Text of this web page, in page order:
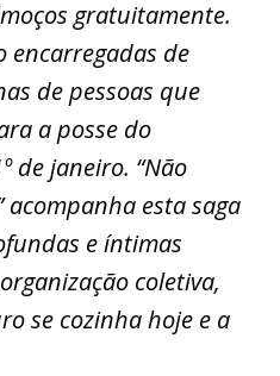
gratuitamente.
encarregadas de
de pessoas que
a posse do
de janeiro. “Não
acompanha esta saga
e íntimas
coletiva,
se cozinha hoje e a